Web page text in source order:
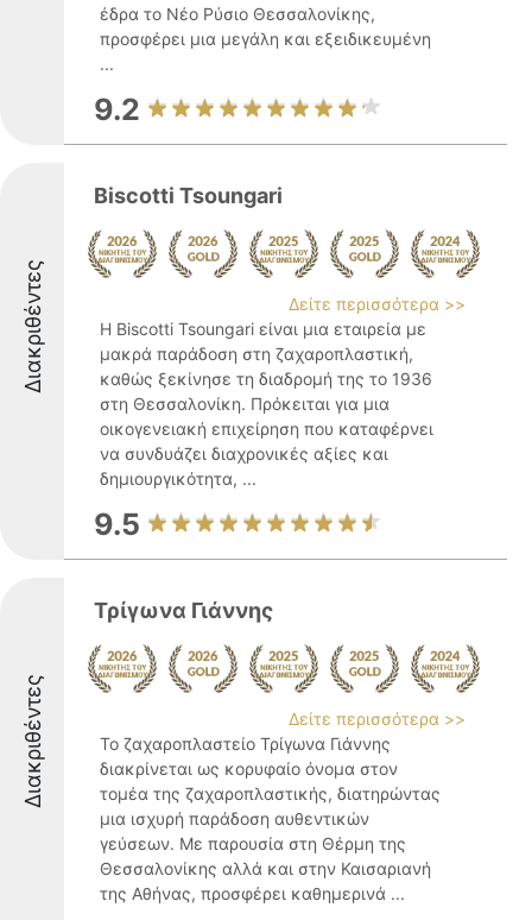
έδρα το Νέο Ρύσιο Θεσσαλονίκης,
προσφέρει μια μεγάλη και εξειδικευμένη
...
9.2
Διακριθέντες
Biscotti Tsoungari
Δείτε περισσότερα >>
Η Biscotti Tsoungari είναι μια εταιρεία με
μακρά παράδοση στη ζαχαροπλαστική,
καθώς ξεκίνησε τη διαδρομή της το 1936
στη Θεσσαλονίκη. Πρόκειται για μια
οικογενειακή επιχείρηση που καταφέρνει
να συνδυάζει διαχρονικές αξίες και
δημιουργικότητα, ...
9.5
Διακριθέντες
Τρίγωνα Γιάννης
Δείτε περισσότερα >>
Το ζαχαροπλαστείο Τρίγωνα Γιάννης
διακρίνεται ως κορυφαίο όνομα στον
τομέα της ζαχαροπλαστικής, διατηρώντας
μια ισχυρή παράδοση αυθεντικών
γεύσεων. Με παρουσία στη Θέρμη της
Θεσσαλονίκης αλλά και στην Καισαριανή
της Αθήνας, προσφέρει καθημερινά ...